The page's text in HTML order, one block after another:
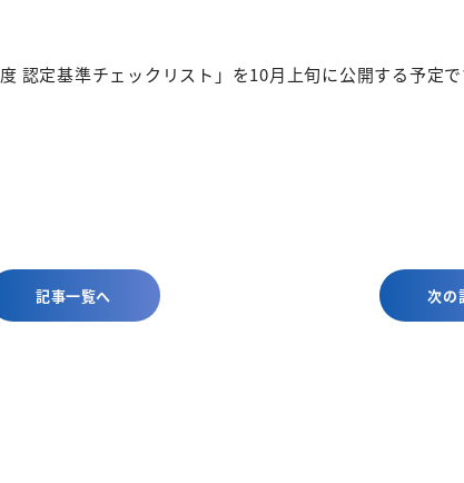
認定基準チェックリスト」を10月上旬に公開する予定で
記事一覧へ 次の